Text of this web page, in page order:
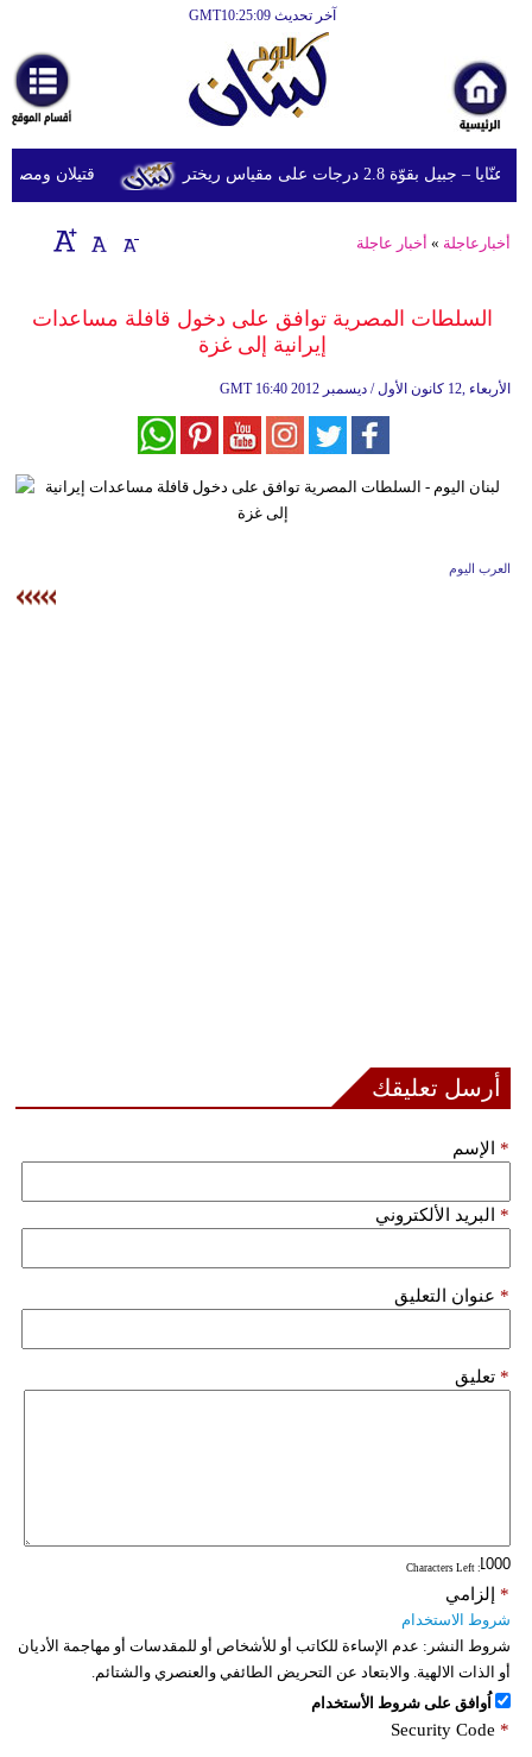
آخر تحديث GMT10:25:09
أخبارعاجلة
رياضة
ثقافة
إقتصاد
وموسيقى
ديكور
قتيلان ومصابون جراء 14 غارة إسرائيلية على 2.8 درجات على مقياس ريختر
أخبارعاجلة » أخبار عاجلة
السلطات المصرية توافق على دخول قافلة مساعدات
إيرانية إلى غزة
GMT 16:40 2012 الأربعاء ,12 كانون الأول / ديسمبر
العرب اليوم
أرسل تعليقك
الإسم *
البريد الألكتروني *
عنوان التعليق *
تعليق *
: Characters Left
إلزامي *
شروط الاستخدام
شروط النشر: عدم الإساءة للكاتب أو للأشخاص أو للمقدسات أو مهاجمة الأديان
أو الذات الالهية. والابتعاد عن التحريض الطائفي والعنصري والشتائم.
اُوافق على شروط الأستخدام
Security Code *